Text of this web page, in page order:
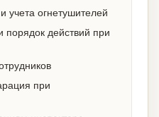
учета огнетушителей
порядок действий при
при